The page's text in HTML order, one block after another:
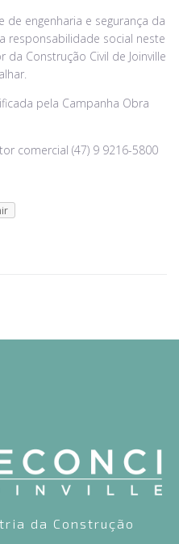
engenharia e segurança da
responsabilidade social neste
Construção Civil de Joinville
pela Campanha Obra
comercial (47) 9 9216-5800
da Construção